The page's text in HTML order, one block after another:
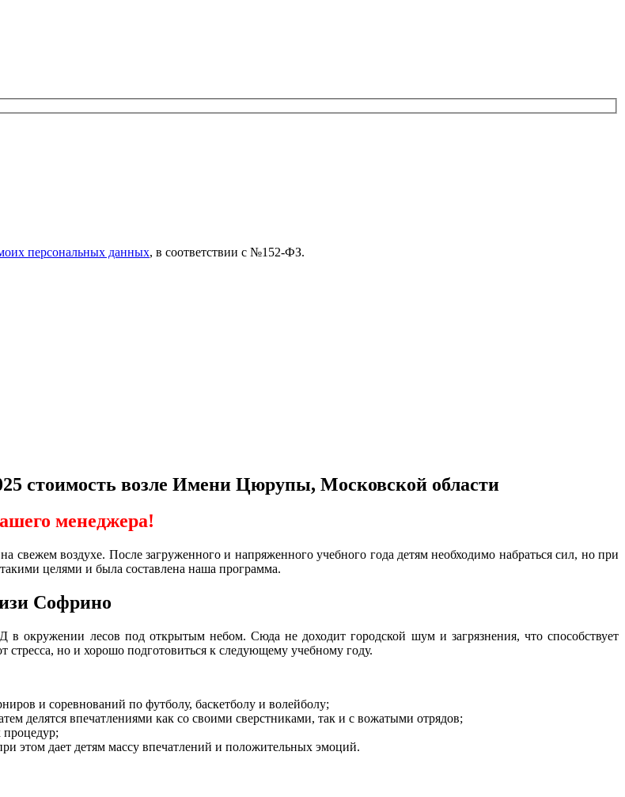
персональных данных, в соответствии с №152-ФЗ.
стоимость возле Имени Цюрупы, Московской области
менеджера!
воздухе. После загруженного и напряженного учебного года детям необходимо набраться сил, но при
целями и была составлена наша программа.
Софрино
в окружении лесов под открытым небом. Сюда не доходит городской шум и загрязнения, что способствует
стресса, но и хорошо подготовиться к следующему учебному году.
и соревнований по футболу, баскетболу и волейболу;
делятся впечатлениями как со своими сверстниками, так и с вожатыми отрядов;
этом дает детям массу впечатлений и положительных эмоций.